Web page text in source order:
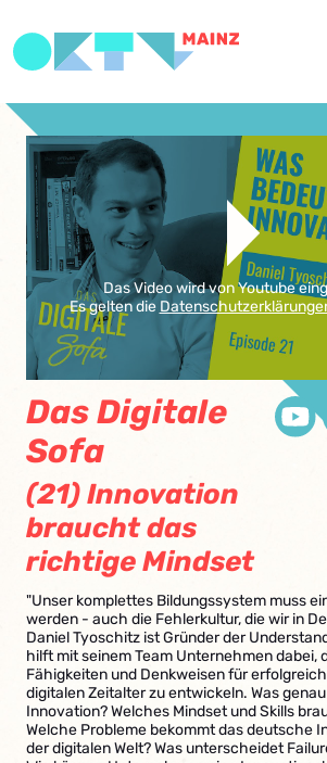
Das Video wird von Youtube
Es gelten die
Das Digitale
Sofa
(21) Innovation
braucht das
richtige Mindset
"Unser komplettes Bildungssystem muss
werden - auch die Fehlerkultur, die wir in
Daniel Tyoschitz ist Gründer der
hilft mit seinem Team Unternehmen dabei,
Fähigkeiten und Denkweisen für
digitalen Zeitalter zu entwickeln. Was
Innovation? Welches Mindset und Skills
Welche Probleme bekommt das deutsche
der digitalen Welt? Was unterscheidet